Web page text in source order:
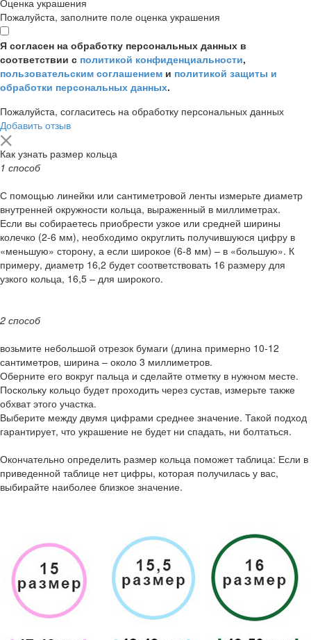
Оценка украшения
Пожалуйста, заполните поле оценка украшения
Я согласен на обработку персональных данных в
соответствии с политикой конфиденциальности,
пользовательским соглашением и политикой защиты и
обработки персональных данных.
Пожалуйста, согласитесь на обработку персональных данных
Добавить отзыв
Как узнать размер кольца
1 способ
С помощью линейки или сантиметровой ленты измерьте диаметр
внутренней окружности кольца, выраженный в миллиметрах.
Если вы собираетесь приобрести узкое или средней ширины
колечко (2-6 мм), необходимо округлить получившуюся цифру в
«меньшую» сторону, а если широкое (6-8 мм) – в «большую». К
примеру, диаметр 16,2 будет соответствовать 16 размеру для
узкого кольца, 16,5 – для широкого.
2 способ
возьмите небольшой отрезок бумаги (длина примерно 10-12
сантиметров, ширина – около 3 миллиметров.
Оберните его вокруг пальца и сделайте отметку в нужном месте.
Поскольку кольцо будет проходить через сустав, измерьте также
обхват этого участка.
Выберите между двумя цифрами среднее значение. Такой подход
гарантирует, что украшение не будет ни спадать, ни болтаться.
Окончательно определить размер кольца поможет таблица: Если в
приведенной таблице нет цифры, которая получилась у вас,
выбирайте наиболее близкое значение.